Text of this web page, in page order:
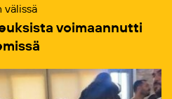
välissä
voimaannutti